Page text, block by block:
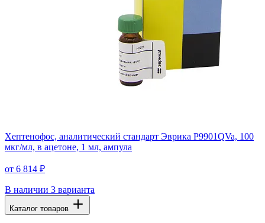
Хептенофос, аналитический стандарт Эврика P9901QVa, 100
мкг/мл, в ацетоне, 1 мл, ампула
от 6 814 ₽
В наличии 3 варианта
Каталог товаров